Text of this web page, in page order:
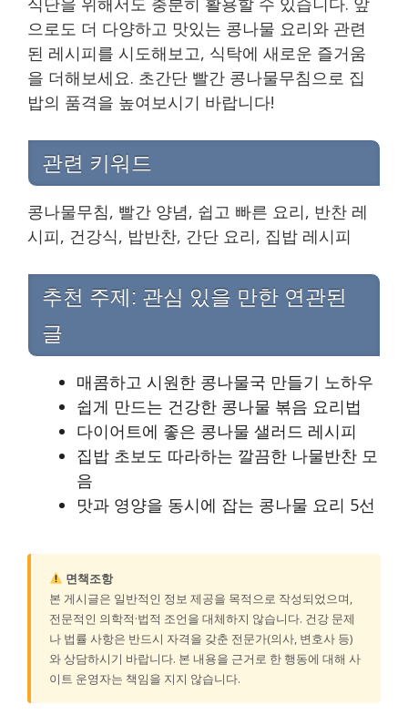
으로도 더 다양하고 맛있는 콩나물 요리와 관련
된 레시피를 시도해보고, 식탁에 새로운 즐거움
을 더해보세요. 초간단 빨간 콩나물무침으로 집
밥의 품격을 높여보시기 바랍니다!
관련 키워드
콩나물무침, 빨간 양념, 쉽고 빠른 요리, 반찬 레
시피, 건강식, 밥반찬, 간단 요리, 집밥 레시피
추천 주제: 관심 있을 만한 연관된
글
매콤하고 시원한 콩나물국 만들기 노하우
쉽게 만드는 건강한 콩나물 볶음 요리법
다이어트에 좋은 콩나물 샐러드 레시피
집밥 초보도 따라하는 깔끔한 나물반찬 모
음
맛과 영양을 동시에 잡는 콩나물 요리 5선
면책조항
본 게시글은 일반적인 정보 제공을 목적으로 작성되었으며,
전문적인 의학적·법적 조언을 대체하지 않습니다. 건강 문제
나 법률 사항은 반드시 자격을 갖춘 전문가(의사, 변호사 등)
와 상담하시기 바랍니다. 본 내용을 근거로 한 행동에 대해 사
이트 운영자는 책임을 지지 않습니다.